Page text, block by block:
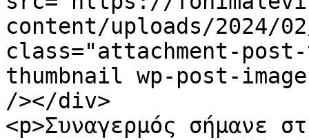
content/uploads/2024/
class="attachment-
thumbnail wp-post-
/></div>
<p>Συναγερμός σήμανε